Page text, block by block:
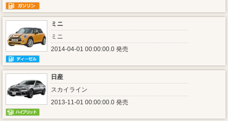
ミニ
ミニ
2014-04-01 00:00:00.0 発売
日産
スカイライン
2013-11-01 00:00:00.0 発売